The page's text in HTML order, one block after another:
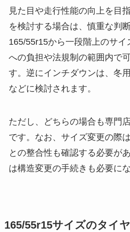
見た目や走行性能の向上を目
を検討する場合は、慎重な判
165/55r15から一段階上のサ
への負担や法規制の範囲内で
す。逆にインチダウンは、冬
などに検討されます。
ただし、どちらの場合も専門
です。なお、サイズ変更の際
との整合性も確認する必要が
は構造変更の手続きも必要にな
165/55r15サイズのタイ